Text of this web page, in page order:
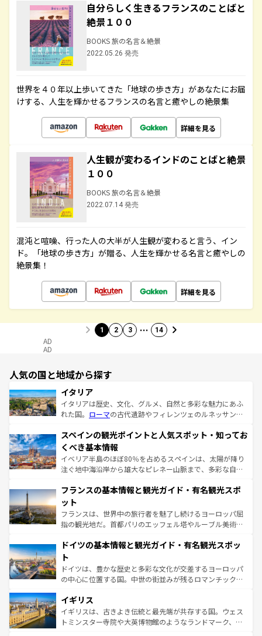
自分らしく生きるフランスのことばと
絶景１００
BOOKS 旅の名言＆絶景
2022.05.26 発売
世界を４０年以上歩いてきた「地球の歩き方」があなたにお届
けする、人生を輝かせるフランスの名言と癒やしの絶景集
詳細を見る
人生観が変わるインドのことばと絶景
１００
BOOKS 旅の名言＆絶景
2022.07.14 発売
混沌と喧噪、行った人の大半が人生観が変わると言う、イン
ド。「地球の歩き方」が贈る、人生を輝かせる名言と癒やしの
絶景集！
詳細を見る
1 2 3 … 14
AD
AD
人気の国と地域から探す
イタリア
イタリアは歴史、文化、グルメ、自然と多彩な魅力にあふ
れた国。 ローマの古代遺跡やフィレンツェのルネッサンス
ろん、トスカーナの美しい田園風景やアマルフィ海岸の絶
景など、自然景観も見逃せない。観光の合間には、本場の
ピザやパスタなど、絶品のイタリア料理を堪能することも
できる。朝目覚めてから夜眠るまで、すべての瞬間を楽し
なお、新着のイタリア情報はコンテンツ一覧を参照してほ
しい。
スペインの観光ポイントと人気スポット・知ってお
くべき基本情報
イベリア半島のほぼ80％を占めるスペインは、太陽が降り
注ぐ地中海沿岸から雄大なピレネー山脈まで、多彩な自然
文化が根付くこの国では、情熱的なフラメンコ、熱気あふ
れる闘牛、そして美味しいタパスが生活の一部となってい
る。首都マドリードの洗練された雰囲気や、バルセロナの
アートに溢れた街角から、地方では古代ローマ遺跡や中世
せる。地方によって風土や気候が異なるスペインはその個
ンテンツ一覧 を参照してほしい。
フランスの基本情報と観光ガイド・有名観光スポ
ット
フランスは、世界中の旅行者を魅了し続けるヨーロッパ屈
指の観光地だ。首都パリのエッフェル塔やルーブル美術館
で、幅広い魅力が詰まっている。華麗な宮殿、歴史的な大
聖堂、美しいビーチ、そして豊かな自然が、訪れる者を心
から魅了する。また、フランスは美食の国としても知ら
れ、フランス料理はユネスコ無形文化遺産にも登録されて
香り高いラベンダー畑など、多彩な楽しみ方が可能だ。さ
らに、パリ以外の地域にも魅力が溢れており、どの街角に
も豊かな歴史と文化が息づいている。パリ以外の個性あふ
ドイツの基本情報と観光ガイド・有名観光スポッ
ト
ドイツは、豊かな歴史と多彩な文化が交差するヨーロッパ
の中心に位置する国。中世の街並みが残るロマンチック街
顔を持つこの国は、どこを歩いても飽きることがない。ベ
ルリンの文化的活気、バイエルン州のアルプスの絶景、そ
してライン川沿いのワイン畑といった風景は必見。ビール
イギリス
イギリスは、古きよき伝統と最先端が共存する国。ウェス
トミンスター寺院や大英博物館のようなランドマーク、歴